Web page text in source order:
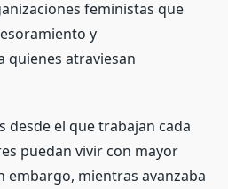
feministas que
y
quienes atraviesan
desde el que trabajan cada
puedan vivir con mayor
embargo, mientras avanzaba